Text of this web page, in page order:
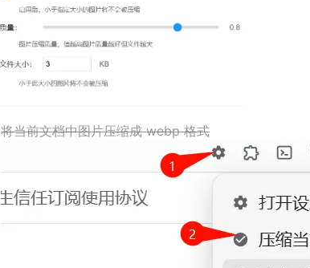
将当前文档中图片压缩成 webp 格式